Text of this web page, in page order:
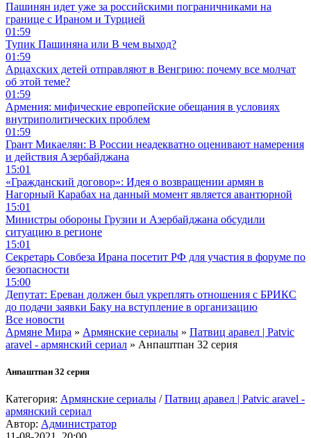
Пашинян идет уже за российскими пограничниками на
границе с Ираном и Турцией
01:59
Тупик Пашиняна или В чем выход?
01:59
Арцахских детей отправляют в Венгрию: почему все молчат
об этой теме?
01:59
Армения: мифические европейские обещания в условиях
внутриполитических проблем
01:59
Грант Микаелян: В России неадекватно оценивают намерения
и действия Азербайджана
15:01
«Гражданский договор»: Идея о возвращении армян в
Нагорный Карабах на данный момент является авантюрной
15:01
Министры обороны Грузии и Азербайджана обсудили
ситуацию в регионе
15:01
Секретарь Совбеза Ирана посетит РФ для участия в форуме по
безопасности
15:00
Депутат: Ереван должен был укреплять отношения с БРИКС
до подачи заявки Баку на вступление в организацию
Все новости
Армяне Мира » Армянские сериалы » Патвиц аравел | Patvic
aravel - армянский сериал » Анпаштпан 32 серия
Анпаштпан 32 серия
Категория: Армянские сериалы /Патвиц аравел | Patvic aravel -
армянский сериал
Автор: Администратор